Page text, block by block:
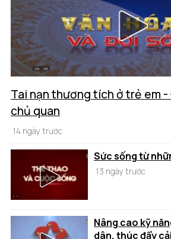
Tai nạn thương tích ở trẻ em
chủ quan
14 ngày trước
Sức sống từ
13 ngày trước
Nâng cao kỹ
dân, thúc đẩy